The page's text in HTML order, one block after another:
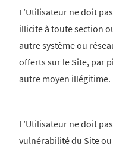
L’Utilisateur ne doit
illicite à toute section
autre système ou
offerts sur le Site, par
autre moyen illégitime.
L’Utilisateur ne doit
vulnérabilité du Site